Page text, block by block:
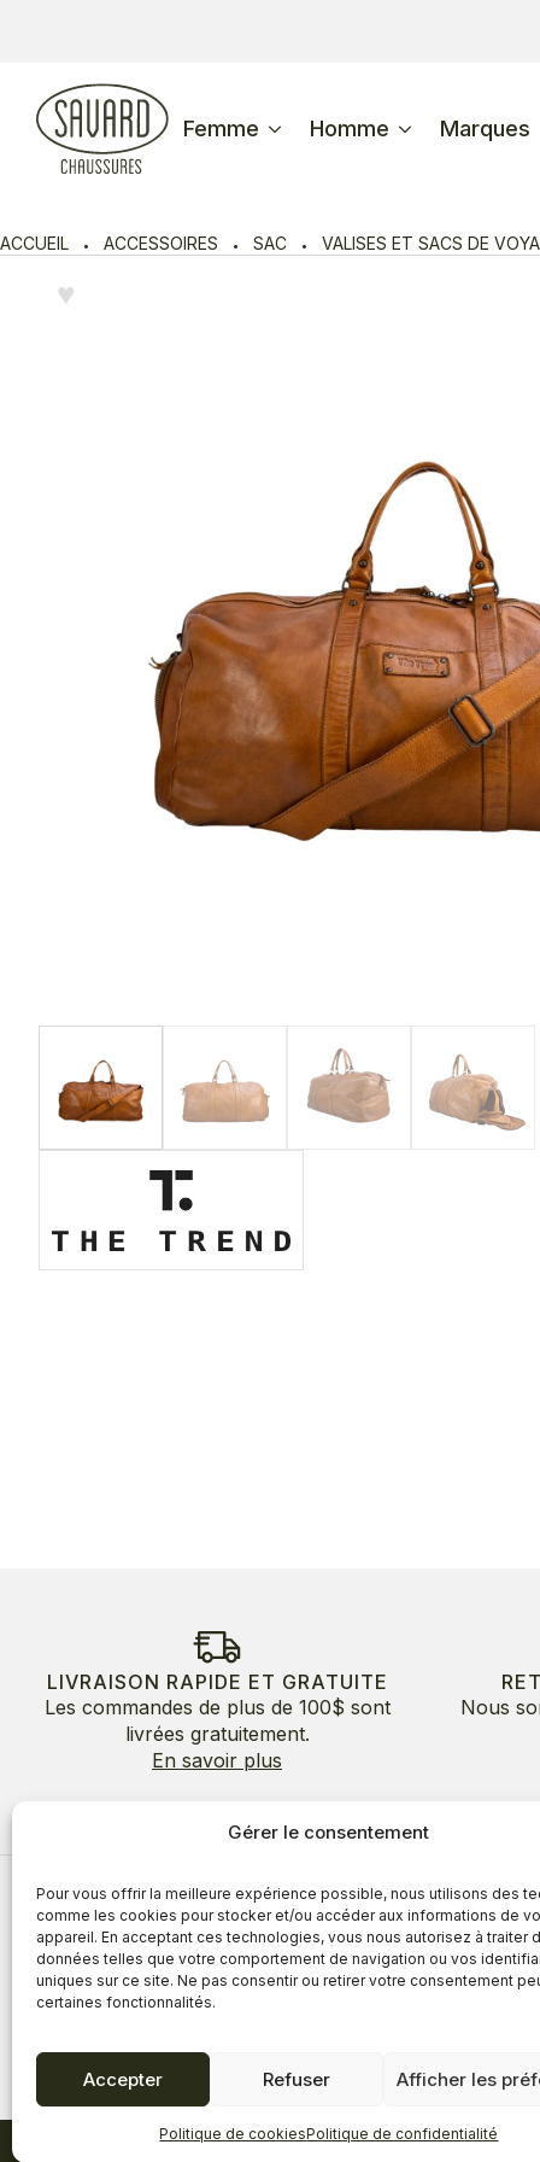
Gérer le consentement
Pour vous offrir la meilleure expérience possible, nous utilisons des
comme les cookies pour stocker et/ou accéder aux informations de
appareil. En acceptant ces technologies, vous nous autorisez à traiter
données telles que votre comportement de navigation ou vos
uniques sur ce site. Ne pas consentir ou retirer votre consentement
certaines fonctionnalités.
Accepter Refuser Afficher les
Politique de cookiesPolitique de confidentialité
Femme Homme Marques
ACCUEIL ACCESSOIRES SAC VALISES ET SACS DE
♥︎
LIVRAISON RAPIDE ET GRATUITE
Les commandes de plus de 100$ sont
livrées gratuitement.
En savoir plus
Nous
À propos
À propos
Avantages
Blogue
Politique de confidentialitéPolitique de cookiesTermes et